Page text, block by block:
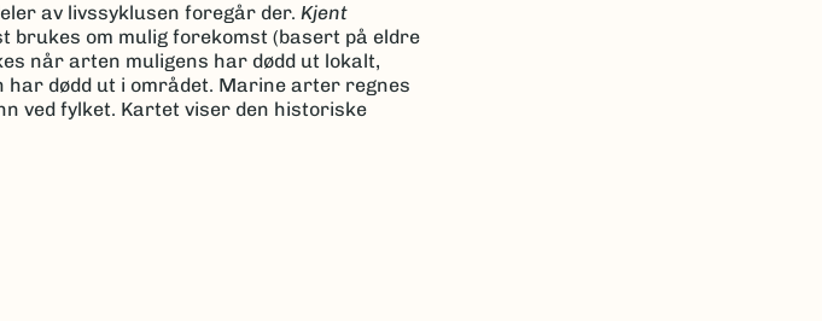
av livssyklusen foregår der. Kjent
brukes om mulig forekomst (basert på eldre
når arten muligens har dødd ut lokalt,
dødd ut i området. Marine arter regnes
ved fylket. Kartet viser den historiske